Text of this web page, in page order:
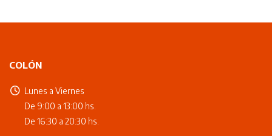
COLÓN
Lunes a Viernes
De 9:00 a 13:00 hs.
De 16:30 a 20:30 hs.